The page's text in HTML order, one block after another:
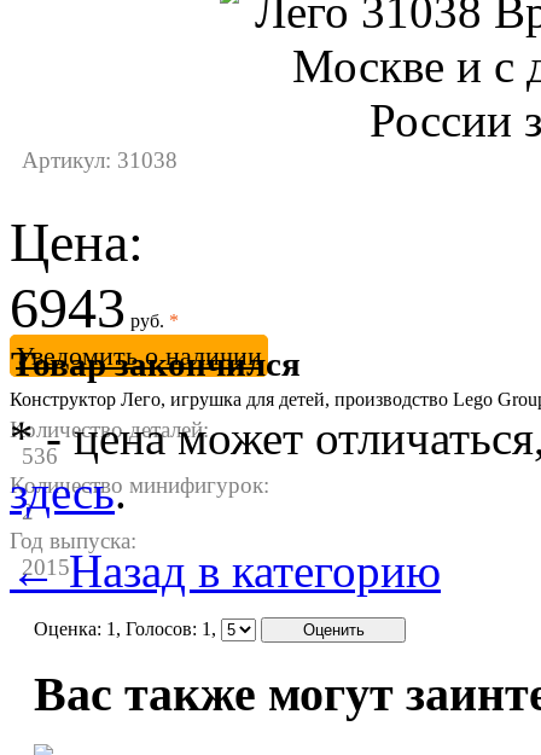
Артикул: 31038
Цена:
6943 руб. *
Товар закончился
Уведомить о наличии
Количество деталей:
536
Количество минифигурок:
2
Год выпуска:
2015
Конструктор Лего, игрушка для детей, производство Lego
* - цена может
здесь.
← Назад в категорию
Оценка: 1 , Голосов: 1 ,
Вас также могут